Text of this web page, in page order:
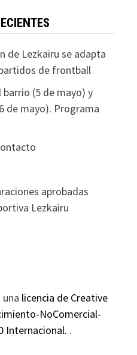
de Lezkairu se adapta
de frontball
barrio (5 de mayo) y
de mayo). Programa
aprobadas
Lezkairu
licencia de Creative
NoComercial-
Internacional. .